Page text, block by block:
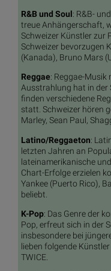
R&B und Soul: R&B-
treue Anhängerschaft,
Schweizer Künstler zur
Schweizer bevorzugen
(Kanada), Bruno Mars
Reggae: Reggae-
Ausstrahlung hat in der
finden verschiedene
statt. Schweizer hören
Marley, Sean Paul,
Latino/Reggaeton:
letzten Jahren an
lateinamerikanische
Chart-Erfolge erzielen
Yankee (Puerto Rico),
beliebt.
K-Pop: Das Genre der
Pop, erfreut sich in der
insbesondere bei
lieben folgende Künstler
TWICE.